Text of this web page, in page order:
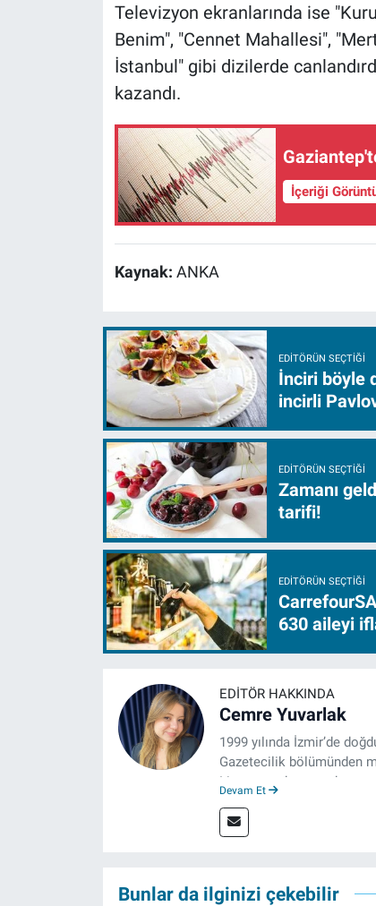
Televizyon ekranlarında ise
Benim", "Cennet Mahallesi",
İstanbul" gibi dizilerde
kazandı.
İçeriği
Kaynak: ANKA
EDITÖRÜN SEÇTIĞI
İnciri böyle
incirli
EDITÖRÜN SEÇTIĞI
Zamanı
tarifi!
EDITÖRÜN SEÇTIĞI
630 aileyi
EDITÖR HAKKINDA
Cemre Yuvarlak
1999 yılında İzmir’de
Gazetecilik bölümünden
Lisansına devam eden
izgazete.net’te haber
Devam Et
Bunlar da ilginizi çekebilir